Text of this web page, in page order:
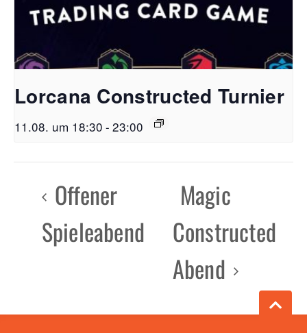
Lorcana Constructed Turnier
11.08. um 18:30 - 23:00
Offener
Spieleabend
Magic
Constructed
Abend